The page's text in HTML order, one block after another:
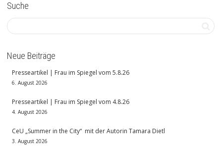
Suche
Neue Beiträge
Presseartikel | Frau im Spiegel vom 5.8.26
6. August 2026
Presseartikel | Frau im Spiegel vom 4.8.26
4. August 2026
CeU „Summer in the City“ mit der Autorin Tamara Dietl
3. August 2026